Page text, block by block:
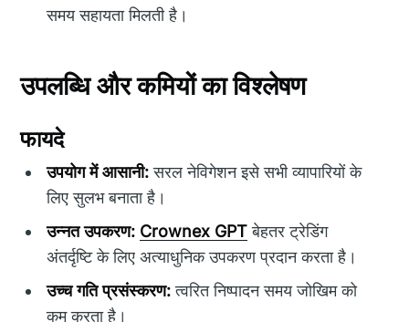
समय सहायता मिलती है।
उपलब्धि और कमियों का विश्लेषण
फायदे
उपयोग में आसानी:सरल नेविगेशन इसे सभी व्यापारियों के
लिए सुलभ बनाता है।
उन्नत उपकरण: Crownex GPTबेहतर ट्रेडिंग
अंतर्दृष्टि के लिए अत्याधुनिक उपकरण प्रदान करता है।
उच्च गति प्रसंस्करण:त्वरित निष्पादन समय जोखिम को
कम करता है।